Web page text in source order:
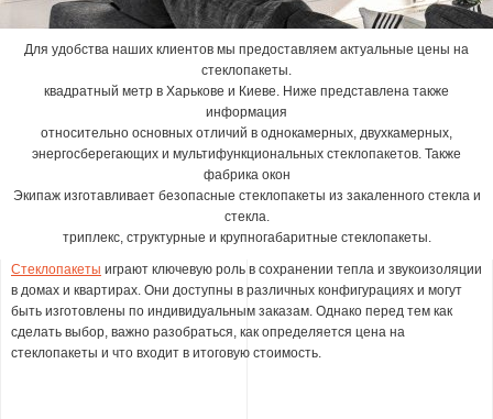
Для удобства наших клиентов мы предоставляем актуальные цены на
стеклопакеты.
квадратный метр в Харькове и Киеве. Ниже представлена также
информация
относительно основных отличий в однокамерных, двухкамерных,
энергосберегающих и мультифункциональных стеклопакетов. Также
фабрика окон
Экипаж изготавливает безопасные стеклопакеты из закаленного стекла и
стекла.
триплекс, структурные и крупногабаритные стеклопакеты.
Стеклопакеты играют ключевую роль в сохранении тепла и звукоизоляции
в домах и квартирах. Они доступны в различных конфигурациях и могут
быть изготовлены по индивидуальным заказам. Однако перед тем как
сделать выбор, важно разобраться, как определяется цена на
стеклопакеты и что входит в итоговую стоимость.